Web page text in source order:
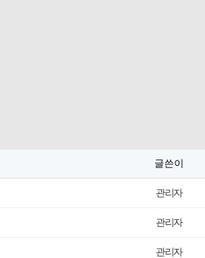
글쓴이
관리자
관리자
관리자